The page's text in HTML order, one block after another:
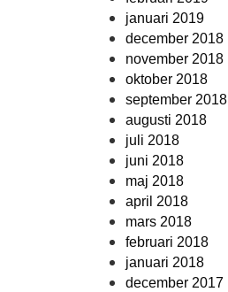
januari 2019
december 2018
november 2018
oktober 2018
september 2018
augusti 2018
juli 2018
juni 2018
maj 2018
april 2018
mars 2018
februari 2018
januari 2018
december 2017